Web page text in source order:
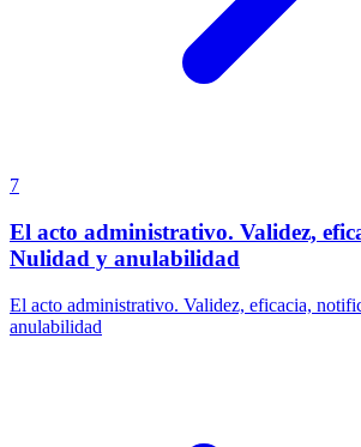
7
El acto administrativo. Validez,
Nulidad y anulabilidad
El acto administrativo. Validez, eficacia,
anulabilidad